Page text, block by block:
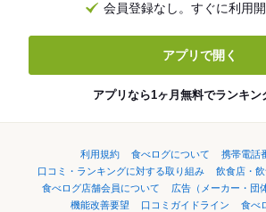
会員登録なし。すぐに利用
アプリで開く
アプリなら1ヶ月無料でランキン
利用規約 食べログについて
携帯電話
口コミ・ランキングに対する取り組み
飲食店・
食べログ店舗会員について
広告（メーカー・団
機能改善要望
口コミガイドライン
食べ